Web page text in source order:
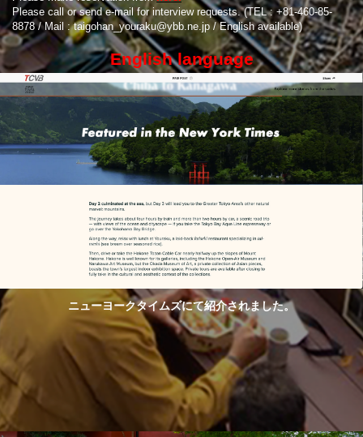
Please call or send e-mail for interview requests. (TEL : +81-460-85-
8878 / Mail : taigohan_youraku@ybb.ne.jp / English available)
English language
ニューヨークタイムズにて紹介されました。